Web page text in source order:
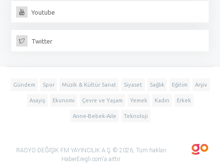
Youtube
Twitter
Gündem Spor Müzik & Kültür Sanat Siyaset Sağlık Eğitim Arşiv
Asayiş Ekonomi Çevre ve Yaşam Yemek Kadın Erkek
Anne-Bebek-Aile Teknoloji
RADYO DEĞİŞİK FM YAYINCILIK A.Ş. © 2026, Tüm hakları
HaberEregli.com'a aittir.